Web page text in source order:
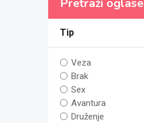
Pretraži oglase
Tip
Veza
Brak
Sex
Avantura
Druženje